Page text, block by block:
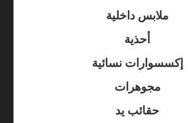
ملابس داخلية
أحذية
إكسسوارات نسائية
مجوهرات
حقائب يد